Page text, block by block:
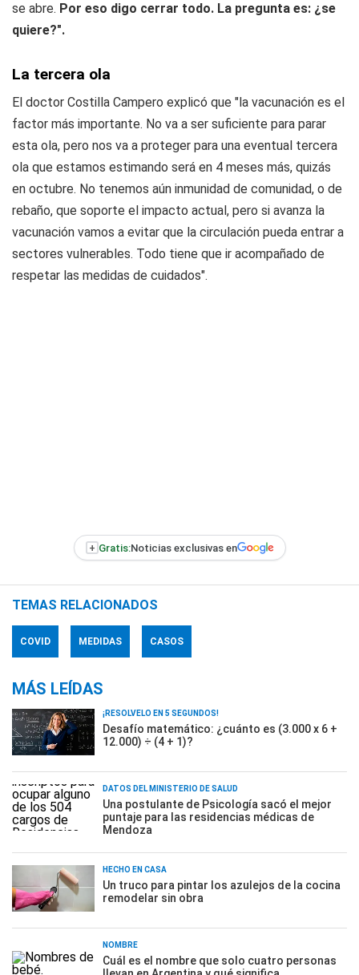
se abre. Por eso digo cerrar todo. La pregunta es: ¿se
quiere?".
La tercera ola
El doctor Costilla Campero explicó que "la vacunación es el
factor más importante. No va a ser suficiente para parar
esta ola, pero nos va a proteger para una eventual tercera
ola que estamos estimando será en 4 meses más, quizás
en octubre. No tenemos aún inmunidad de comunidad, o de
rebaño, que soporte el impacto actual, pero si avanza la
vacunación vamos a evitar que la circulación pueda entrar a
sectores vulnerables. Todo tiene que ir acompañado de
respetar las medidas de cuidados".
+ Gratis:Noticias exclusivas en
TEMAS RELACIONADOS
COVID MEDIDAS CASOS
MÁS LEÍDAS
¡RESOLVELO EN 5 SEGUNDOS!
Desafío matemático: ¿cuánto es (3.000 x 6 +
12.000) ÷ (4 + 1)?
DATOS DEL MINISTERIO DE SALUD
Una postulante de Psicología sacó el mejor
puntaje para las residencias médicas de
Mendoza
HECHO EN CASA
Un truco para pintar los azulejos de la cocina
remodelar sin obra
NOMBRE
Cuál es el nombre que solo cuatro personas